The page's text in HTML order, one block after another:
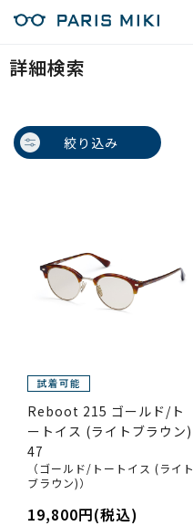
詳細検索
絞り込み
Reboot 215 ゴールド/ト
ートイス (ライトブラウン)
47
（ゴールド/トートイス (ライト
ブラウン)）
19,800円(税込)